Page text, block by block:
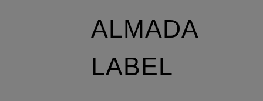
ALMADA
LABEL